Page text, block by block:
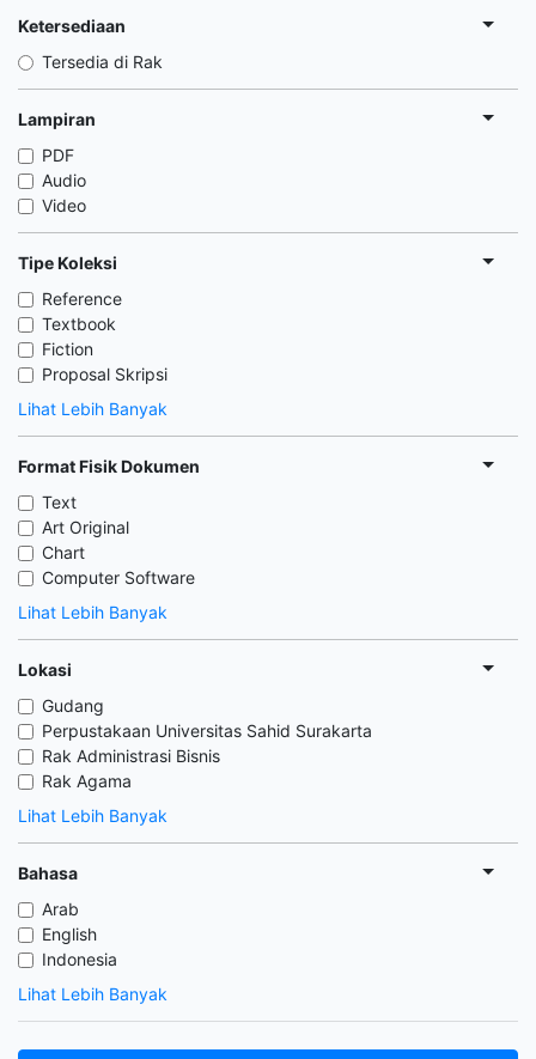
Ketersediaan
Tersedia di Rak
Lampiran
PDF
Audio
Video
Tipe Koleksi
Reference
Textbook
Fiction
Proposal Skripsi
Lihat Lebih Banyak
Format Fisik Dokumen
Text
Art Original
Chart
Computer Software
Lihat Lebih Banyak
Lokasi
Gudang
Perpustakaan Universitas Sahid Surakarta
Rak Administrasi Bisnis
Rak Agama
Lihat Lebih Banyak
Bahasa
Arab
English
Indonesia
Lihat Lebih Banyak